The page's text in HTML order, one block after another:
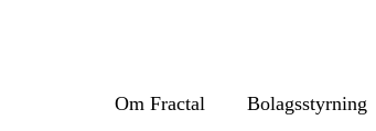
Om Fractal Bolagsstyrning